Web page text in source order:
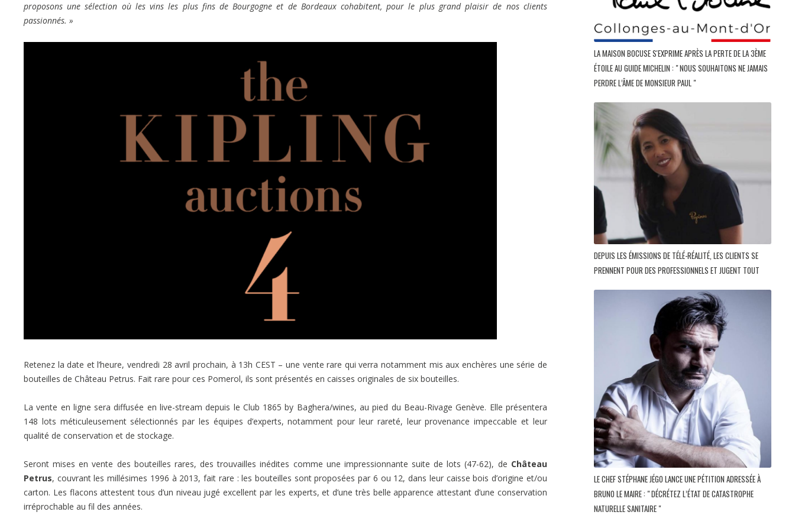
proposons une sélection où les vins les plus fins de Bourgogne et de Bordeaux cohabitent, pour le plus grand plaisir de nos clients
passionnés. »
Retenez la date et l’heure, vendredi 28 avril prochain, à 13h CEST – une vente rare qui verra notamment mis aux enchères une série de
bouteilles de Château Petrus. Fait rare pour ces Pomerol, ils sont présentés en caisses originales de six bouteilles.
La vente en ligne sera diffusée en live-stream depuis le Club 1865 by Baghera/wines, au pied du Beau-Rivage Genève. Elle présentera
148 lots méticuleusement sélectionnés par les équipes d’experts, notamment pour leur rareté, leur provenance impeccable et leur
qualité de conservation et de stockage.
Seront mises en vente des bouteilles rares, des trouvailles inédites comme une impressionnante suite de lots (47-62), de Château
Petrus, couvrant les millésimes 1996 à 2013, fait rare : les bouteilles sont proposées par 6 ou 12, dans leur caisse bois d’origine et/ou
carton. Les flacons attestent tous d’un niveau jugé excellent par les experts, et d’une très belle apparence attestant d’une conservation
irréprochable au fil des années.
LA MAISON BOCUSE S'EXPRIME APRÈS LA PERTE DE LA 3ÈME
ÉTOILE AU GUIDE MICHELIN : " NOUS SOUHAITONS NE JAMAIS
PERDRE L’ÂME DE MONSIEUR PAUL "
DEPUIS LES ÉMISSIONS DE TÉLÉ-RÉALITÉ, LES CLIENTS SE
PRENNENT POUR DES PROFESSIONNELS ET JUGENT TOUT
LE CHEF STÉPHANE JÉGO LANCE UNE PÉTITION ADRESSÉE À
BRUNO LE MAIRE : " DÉCRÉTEZ L’ÉTAT DE CATASTROPHE
NATURELLE SANITAIRE "